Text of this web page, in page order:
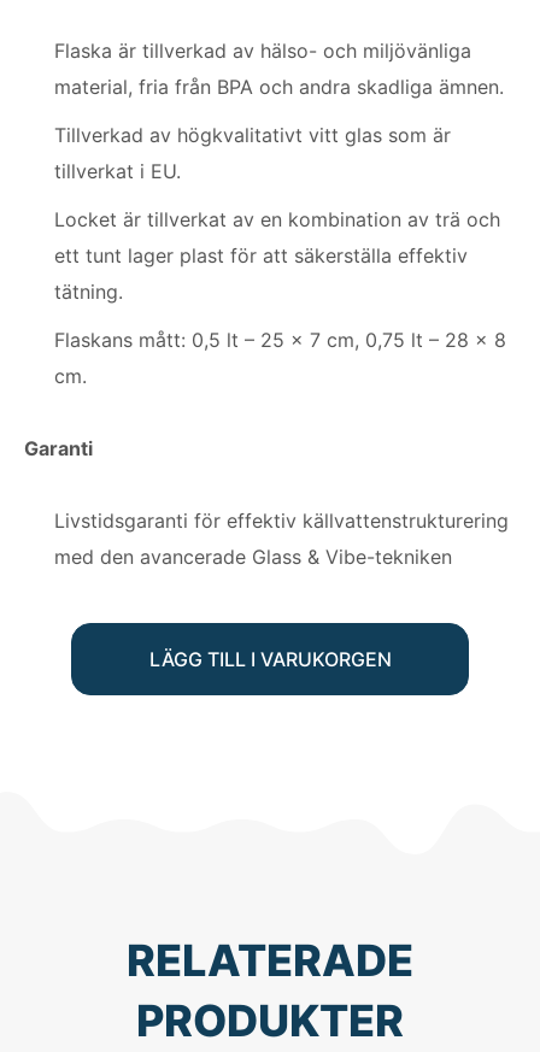
Flaska är tillverkad av hälso- och miljövänliga
material, fria från BPA och andra skadliga ämnen.
Tillverkad av högkvalitativt vitt glas som är
tillverkat i EU.
Locket är tillverkat av en kombination av trä och
ett tunt lager plast för att säkerställa effektiv
tätning.
Flaskans mått: 0,5 lt – 25 x 7 cm, 0,75 lt – 28 x 8
cm.
Garanti
Livstidsgaranti för effektiv källvattenstrukturering
med den avancerade Glass & Vibe-tekniken
LÄGG TILL I VARUKORGEN
RELATERADE
PRODUKTER